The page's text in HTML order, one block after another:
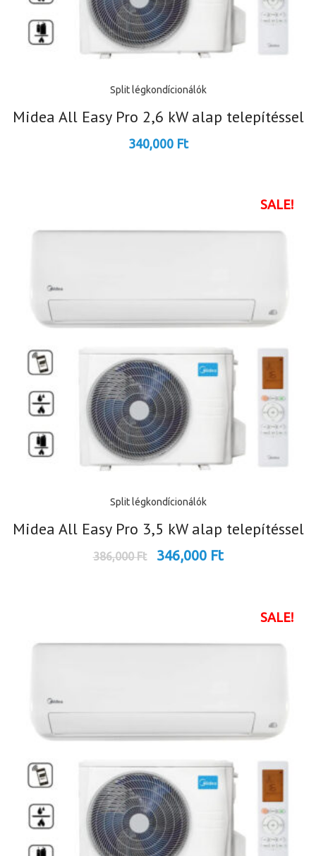
Split légkondícionálók
Midea All Easy Pro 2,6 kW alap telepítéssel
340,000 Ft
SALE!
Split légkondícionálók
Midea All Easy Pro 3,5 kW alap telepítéssel
386,000Ft 346,000 Ft
SALE!